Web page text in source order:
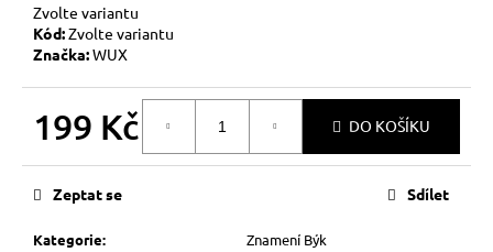
Zvolte variantu
Kód:Zvolte variantu
Značka:WUX
199 Kč DO KOŠÍKU
Kategorie: Znamení Býk
Zeptat se Sdílet